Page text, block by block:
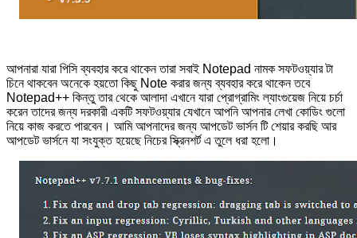
আপনারা যারা পিসি ব্যবহার করে থাকেন তারা সবাই Notepad নামক সফটওয়্যার টা
চিনে থাকবেন অনেকে হয়তো কিছু Note করার জন্য ব্যবহার করে থাকেন তবে
Notepad++ কিন্তু তার থেকে আলাদা এখানে যারা প্রোগ্রামিং ল্যাংগুয়েজ নিয়ে চর্চা
করেন তাদের জন্য দরকারী একটি সফটওয়্যার যেখানে আপনি আপনার লেখা কোডিং গুলো
নিয়ে কাজ করতে পারবেন। আমি আপনাদের জন্য আপডেট ভার্সন টি শেয়ার করছি আর
আপডেট ভার্সনে যা সংযুক্ত হয়েছে নিচের স্ক্রিনশর্ট এ তুলে ধরা হলো।